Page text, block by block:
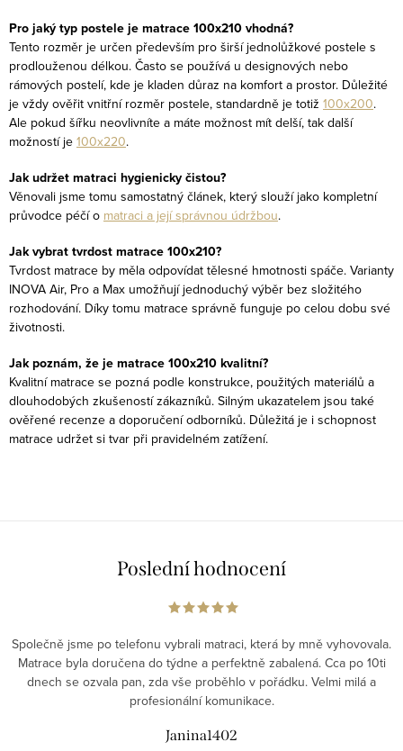
Pro jaký typ postele je matrace 100x210 vhodná?
Tento rozměr je určen především pro širší jednolůžkové postele s
prodlouženou délkou. Často se používá u designových nebo
rámových postelí, kde je kladen důraz na komfort a prostor. Důležité
je vždy ověřit vnitřní rozměr postele, standardně je totiž 100x200.
Ale pokud šířku neovlivníte a máte možnost mít delší, tak další
možností je 100x220.
Jak udržet matraci hygienicky čistou?
Věnovali jsme tomu samostatný článek, který slouží jako kompletní
průvodce péčí o matraci a její správnou údržbou.
Jak vybrat tvrdost matrace 100x210?
Tvrdost matrace by měla odpovídat tělesné hmotnosti spáče. Varianty
INOVA Air, Pro a Max umožňují jednoduchý výběr bez složitého
rozhodování. Díky tomu matrace správně funguje po celou dobu své
životnosti.
Jak poznám, že je matrace 100x210 kvalitní?
Kvalitní matrace se pozná podle konstrukce, použitých materiálů a
dlouhodobých zkušeností zákazníků. Silným ukazatelem jsou také
ověřené recenze a doporučení odborníků. Důležitá je i schopnost
matrace udržet si tvar při pravidelném zatížení.
Poslední hodnocení
Společně jsme po telefonu vybrali matraci, která by mně vyhovovala.
Matrace byla doručena do týdne a perfektně zabalená. Cca po 10ti
dnech se ozvala pan, zda vše proběhlo v pořádku. Velmi milá a
profesionální komunikace.
Janina1402